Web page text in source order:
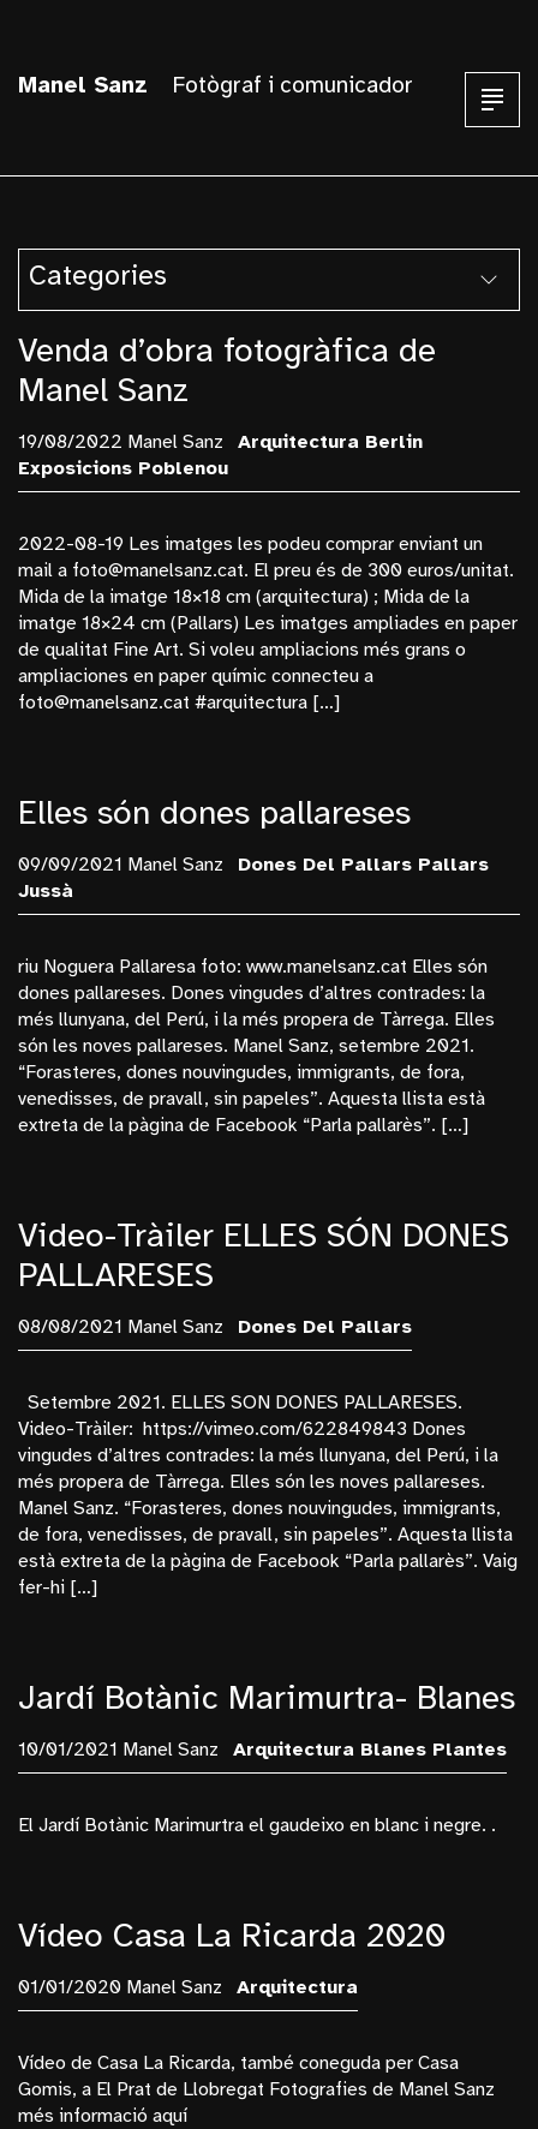
Manel Sanz Fotògraf i comunicador
Categories
Arquitectura
Balust I Pallars
Berlin
Blanes
Bosc
Budapest
Cinema
Dones Del Pallars
Frederic Amat
La Monumental
Manel Sanz
Mèxic
Monopol
Nucleares
Pallars Jussà
Plantes
Samarretes
Sequera
Navegaciò
Videos
Docu-Web
Texts
Qui Soc: Manel Sanz
Contacte
Venda d’obra fotogràfica de
Manel Sanz
19/08/2022 Manel Sanz Arquitectura Berlin
Exposicions Poblenou
2022-08-19 Les imatges les podeu comprar enviant un
mail a foto@manelsanz.cat. El preu és de 300 euros/unitat.
Mida de la imatge 18×18 cm (arquitectura) ; Mida de la
imatge 18×24 cm (Pallars) Les imatges ampliades en paper
de qualitat Fine Art. Si voleu ampliacions més grans o
ampliaciones en paper químic connecteu a
foto@manelsanz.cat #arquitectura […]
Elles són dones pallareses
09/09/2021 Manel Sanz Dones Del Pallars Pallars
Jussà
riu Noguera Pallaresa foto: www.manelsanz.cat Elles són
dones pallareses. Dones vingudes d’altres contrades: la
més llunyana, del Perú, i la més propera de Tàrrega. Elles
són les noves pallareses. Manel Sanz, setembre 2021.
“Forasteres, dones nouvingudes, immigrants, de fora,
venedisses, de pravall, sin papeles”. Aquesta llista està
extreta de la pàgina de Facebook “Parla pallarès”. […]
Video-Tràiler ELLES SÓN DONES
PALLARESES
08/08/2021 Manel Sanz Dones Del Pallars
Setembre 2021. ELLES SON DONES PALLARESES.
Video-Tràiler: https://vimeo.com/622849843 Dones
vingudes d’altres contrades: la més llunyana, del Perú, i la
més propera de Tàrrega. Elles són les noves pallareses.
Manel Sanz. “Forasteres, dones nouvingudes, immigrants,
de fora, venedisses, de pravall, sin papeles”. Aquesta llista
està extreta de la pàgina de Facebook “Parla pallarès”. Vaig
fer-hi […]
Jardí Botànic Marimurtra- Blanes
10/01/2021 Manel Sanz Arquitectura Blanes Plantes
El Jardí Botànic Marimurtra el gaudeixo en blanc i negre. .
Vídeo Casa La Ricarda 2020
01/01/2020 Manel Sanz Arquitectura
Vídeo de Casa La Ricarda, també coneguda per Casa
Gomis, a El Prat de Llobregat Fotografies de Manel Sanz
més informació aquí